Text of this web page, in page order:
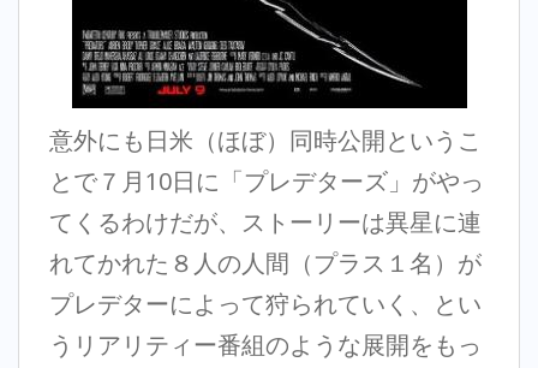
意外にも日米（ほぼ）同時公開というこ
とで７月10日に「プレデターズ」がやっ
てくるわけだが、ストーリーは異星に連
れてかれた８人の人間（プラス１名）が
プレデターによって狩られていく、とい
うリアリティー番組のような展開をもっ